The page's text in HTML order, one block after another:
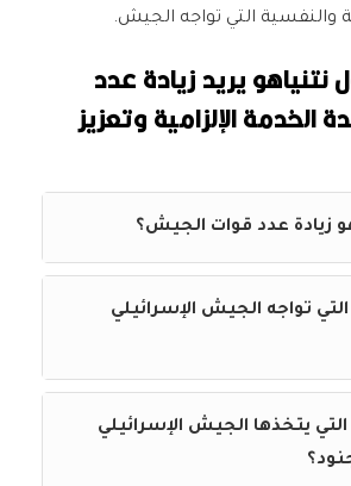
والنفسية التي تواجه الجيش.
يريد زيادة عدد
الإلزامية وتعزيز
زيادة عدد قوات الجيش؟
تواجه الجيش الإسرائيلي
التي يتخذها الجيش الإسرائيلي